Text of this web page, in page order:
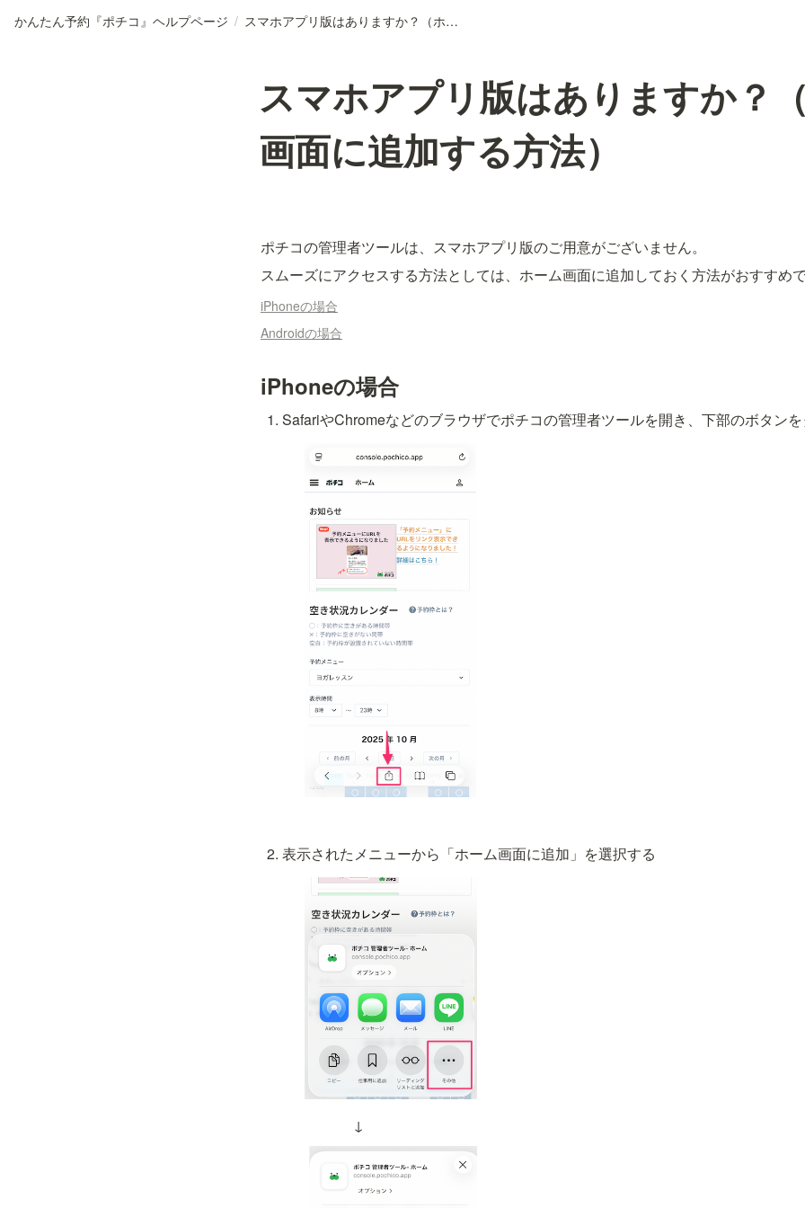
かんたん予約『ポチコ』ヘルプページ / スマホアプリ版はありますか？（ホーム画面に追加する方法）
スマホアプリ版はありますか？
画面に追加する方法）
ポチコの管理者ツールは、スマホアプリ版のご用意がございません。
スムーズにアクセスする方法としては、ホーム画面に追加しておく方法がおすすめで
iPhoneの場合
Androidの場合
iPhoneの場合
SafariやChromeなどのブラウザでポチコの管理者ツールを開き、下部のボタン
表示されたメニューから「ホーム画面に追加」を選択する
↓